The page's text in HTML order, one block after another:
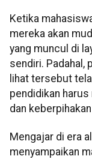
Ketika
mereka akan
yang muncul di
sendiri. Padahal,
lihat tersebut
pendidikan
dan
Mengajar di era
menyampaikan